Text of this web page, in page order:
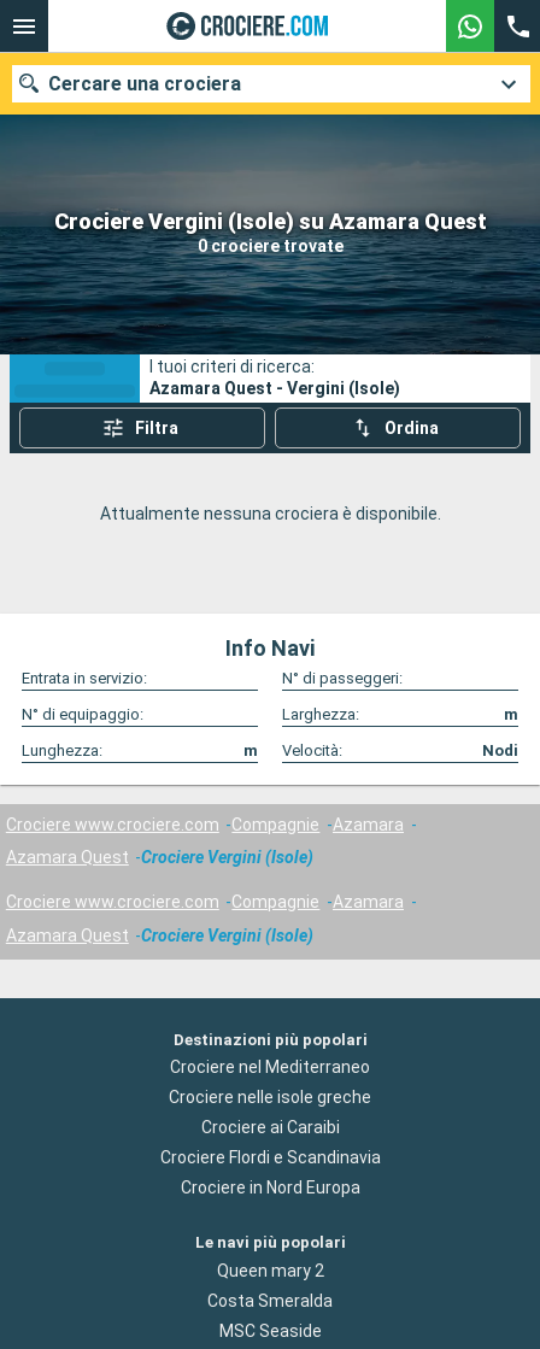
Crociere Vergini (Isole) su Azamara Quest
0 crociere trovate
Cercare una crociera
Le nostre destinazioni
Mesi di partenza
Porti Compagnie
Ricerca
I tuoi criteri di ricerca:
Azamara Quest - Vergini (Isole)
Filtra Ordina
Attualmente nessuna crociera è disponibile.
Info Navi
Entrata in servizio:
N° di passeggeri:
N° di equipaggio:
Larghezza:
m
Lunghezza:
m Velocità: Nodi
Crociere www.crociere.com Compagnie
Azamara
Azamara Quest
Crociere Vergini (Isole)
Crociere www.crociere.com Compagnie
Azamara
Azamara Quest
Crociere Vergini (Isole)
Destinazioni più popolari
Crociere nel Mediterraneo
Crociere nelle isole greche
Crociere ai Caraibi
Crociere Flordi e Scandinavia
Crociere in Nord Europa
Le navi più popolari
Queen mary 2
Costa Smeralda
MSC Seaside